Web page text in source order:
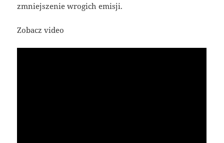
zmniejszenie wrogich emisji.
Zobacz video